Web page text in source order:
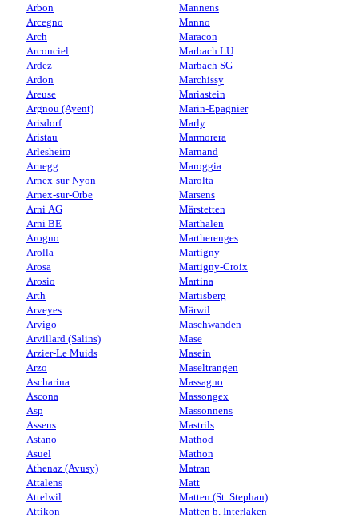
Arbon
Arcegno
Arch
Arconciel
Ardez
Ardon
Areuse
Argnou (Ayent)
Arisdorf
Aristau
Arlesheim
Arnegg
Arnex-sur-Nyon
Arnex-sur-Orbe
Arni AG
Arni BE
Arogno
Arolla
Arosa
Arosio
Arth
Arveyes
Arvigo
Arvillard (Salins)
Arzier-Le Muids
Arzo
Ascharina
Ascona
Asp
Assens
Astano
Asuel
Athenaz (Avusy)
Attalens
Attelwil
Attikon
Mannens
Manno
Maracon
Marbach LU
Marbach SG
Marchissy
Mariastein
Marin-Epagnier
Marly
Marmorera
Marnand
Maroggia
Marolta
Marsens
Märstetten
Marthalen
Martherenges
Martigny
Martigny-Croix
Martina
Martisberg
Märwil
Maschwanden
Mase
Masein
Maseltrangen
Massagno
Massongex
Massonnens
Mastrils
Mathod
Mathon
Matran
Matt
Matten (St. Stephan)
Matten b. Interlaken